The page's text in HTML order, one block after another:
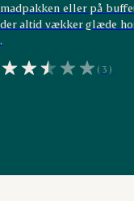
madpakken eller på
der altid vækker glæde
.
(3)